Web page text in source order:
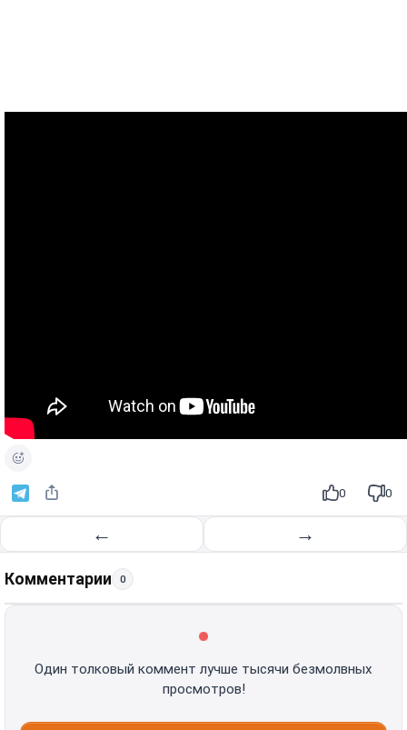
0 0
← →
Комментарии 0
Один толковый коммент лучше тысячи безмолвных
просмотров!